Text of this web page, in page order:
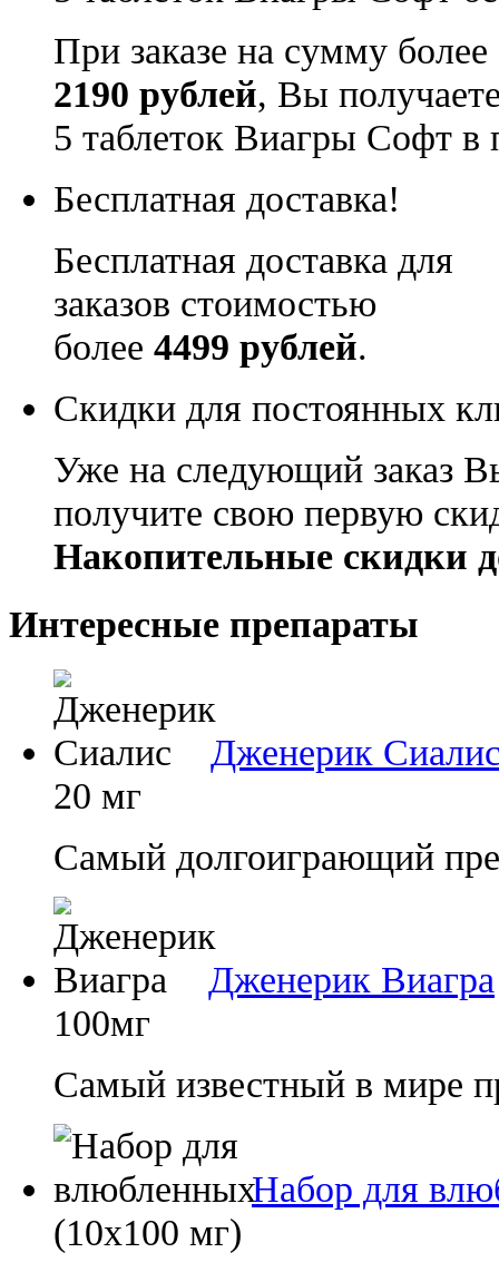
При заказе на сумму более
2190 рублей, Вы
5 таблеток Виагры Софт в
Бесплатная доставка!
Бесплатная доставка для
заказов стоимостью
более 4499 рублей.
Скидки для постоянных
Уже на следующий заказ
получите свою первую
Накопительные скидки
Интересные препараты
Дженерик
20 мг
Самый долгоиграющий
Дженерик Виагра
100мг
Самый известный в мире
Набор для
(10х100 мг)